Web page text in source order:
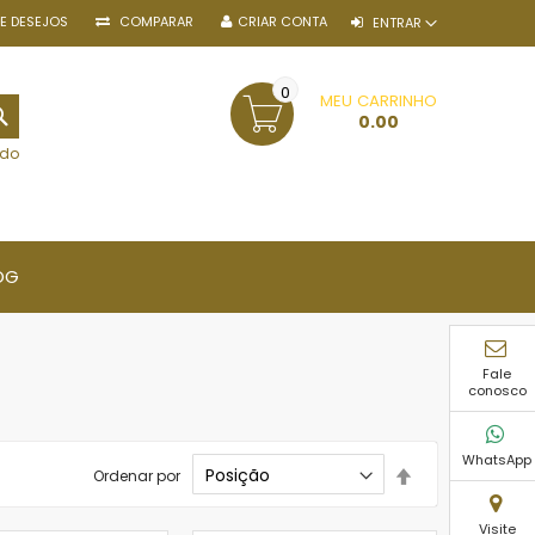
DESEJOS COMPARAR ENTRAR
CRIAR CONTA
MEU CARRINHO
0.00
0
Ordenar por
Decrescente
Fale
conosco
WhatsApp
Visite